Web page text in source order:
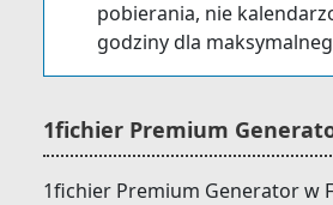
pobierania, nie
godziny dla
1fichier Premium
1fichier Premium Generator w